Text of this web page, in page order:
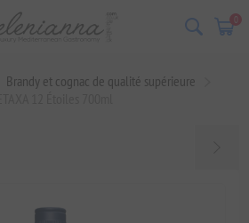
0
Brandy et cognac de qualité supérieure